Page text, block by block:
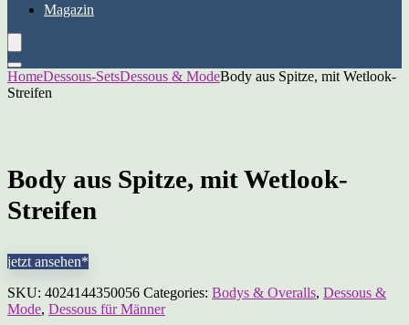
Magazin
HomeDessous-SetsDessous & ModeBody aus Spitze, mit Wetlook-
Streifen
Body aus Spitze, mit Wetlook-
Streifen
jetzt ansehen*
SKU: 4024144350056 Categories: Bodys & Overalls, Dessous &
Mode, Dessous für Männer